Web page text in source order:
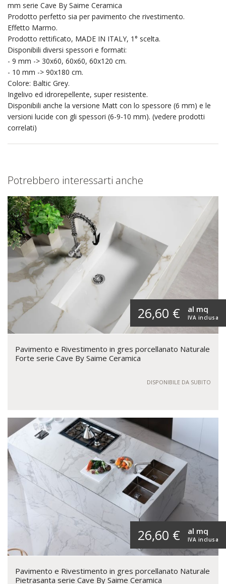
mm serie Cave By Saime Ceramica
Prodotto perfetto sia per pavimento che rivestimento.
Effetto Marmo.
Prodotto rettificato, MADE IN ITALY, 1° scelta.
Disponibili diversi spessori e formati:
- 9 mm -> 30x60, 60x60, 60x120 cm.
- 10 mm -> 90x180 cm.
Colore: Baltic Grey.
Ingelivo ed idrorepellente, super resistente.
Disponibili anche la versione Matt con lo spessore (6 mm) e le
versioni lucide con gli spessori (6-9-10 mm). (vedere prodotti
correlati)
Potrebbero interessarti anche
26,60 € IVA inclusa
al mq
Pavimento e Rivestimento in gres porcellanato Naturale
Forte serie Cave By Saime Ceramica
DISPONIBILE DA SUBITO
26,60 € IVA inclusa
al mq
Pavimento e Rivestimento in gres porcellanato Naturale
Pietrasanta serie Cave By Saime Ceramica